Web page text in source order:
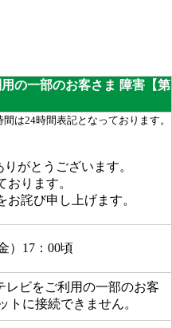
の一部のお客さま 障害【第
は24時間表記となっております。
がとうございます。
ります。
詫び申し上げます。
）17：00頃
レビをご利用の一部のお客
トに接続できません。